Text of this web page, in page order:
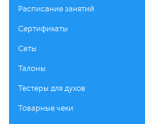
Расписание занятий
Сертификаты
Сеты
Талоны
Тестеры для духов
Товарные чеки